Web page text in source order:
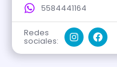
5584441164
Redes
sociales: